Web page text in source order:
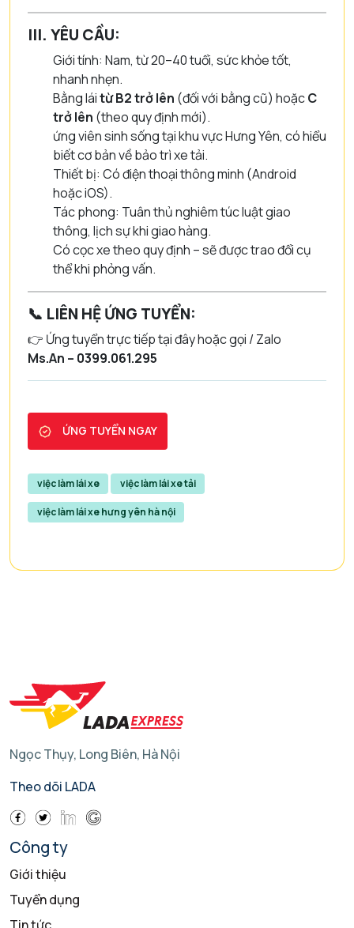
III. YÊU CẦU:
Giới tính: Nam, từ 20–40 tuổi, sức khỏe tốt,
nhanh nhẹn.
Bằng láitừ B2 trở lên (đối với bằng cũ) hoặcC
trở lên (theo quy định mới).
ứng viên sinh sống tại khu vực Hưng Yên, có hiểu
biết cơ bản về bảo trì xe tải.
Thiết bị: Có điện thoại thông minh (Android
hoặc iOS).
Tác phong: Tuân thủ nghiêm túc luật giao
thông, lịch sự khi giao hàng.
Có cọc xe theo quy định – sẽ được trao đổi cụ
thể khi phỏng vấn.
📞 LIÊN HỆ ỨNG TUYỂN:
👉 Ứng tuyển trực tiếp tại đây hoặc gọi / Zalo
Ms.An – 0399.061.295
ỨNG TUYỂN NGAY
việc làm lái xe việc làm lái xe tải
việc làm lái xe hưng yên hà nội
Ngọc Thụy, Long Biên, Hà Nội
Theo dõi LADA
Công ty
Giới thiệu
Tuyển dụng